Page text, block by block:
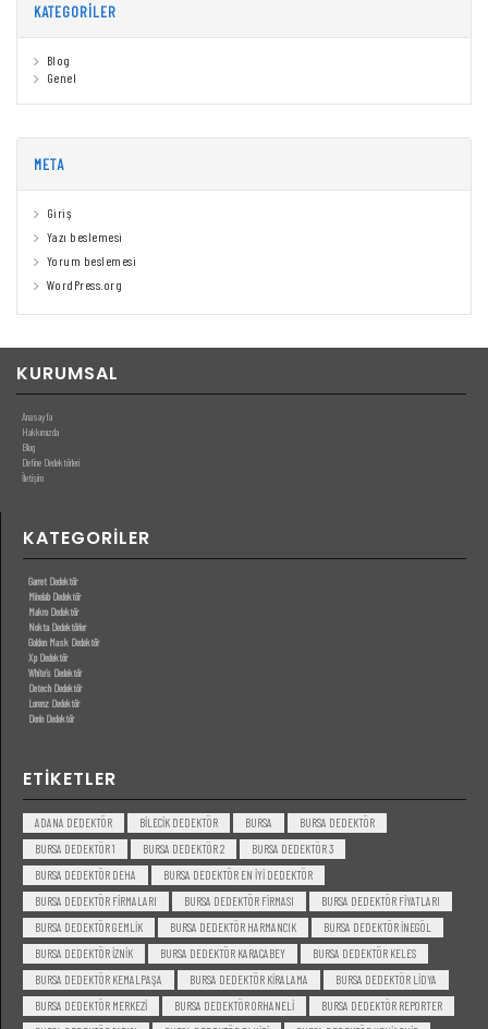
KATEGORILER
Blog
Genel
META
Giriş
Yazı beslemesi
Yorum beslemesi
WordPress.org
KURUMSAL
Anasayfa
Hakkımızda
Blog
Define Dedektörleri
İletişim
KATEGORILER
Garret Dedektör
Minelab Dedektör
Makro Dedektör
Nokta Dedektörler
Golden Mask Dedektör
Xp Dedektör
White’s Dedektör
Detech Dedektör
Lorenz Dedektör
Derin Dedektör
ETIKETLER
ADANA DEDEKTÖR BILECIK DEDEKTÖR BURSA
BURSA DEDEKTÖR
BURSA DEDEKTÖR 1
BURSA DEDEKTÖR 2
BURSA DEDEKTÖR 3
BURSA DEDEKTÖR DEHA
BURSA DEDEKTÖR EN IYI DEDEKTÖR
BURSA DEDEKTÖR FIRMALARI
BURSA DEDEKTÖR FIRMASI
BURSA DEDEKTÖR FIYATLARI
BURSA DEDEKTÖR GEMLIK
BURSA DEDEKTÖR HARMANCIK
BURSA DEDEKTÖR INEGÖL
BURSA DEDEKTÖR IZNIK
BURSA DEDEKTÖR KARACABEY
BURSA DEDEKTÖR KELES
BURSA DEDEKTÖR KEMALPAŞA
BURSA DEDEKTÖR KIRALAMA
BURSA DEDEKTÖR LIDYA
BURSA DEDEKTÖR MERKEZI
BURSA DEDEKTÖR ORHANELI
BURSA DEDEKTÖR REPORTER